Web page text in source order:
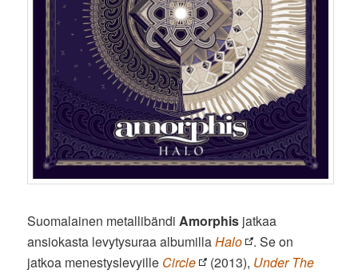
Suomalainen metallibändiAmorphis jatkaa
ansiokasta levytysuraa albumillaHalo
. Se on
jatkoa menestyslevyille Circle (2013), Under The